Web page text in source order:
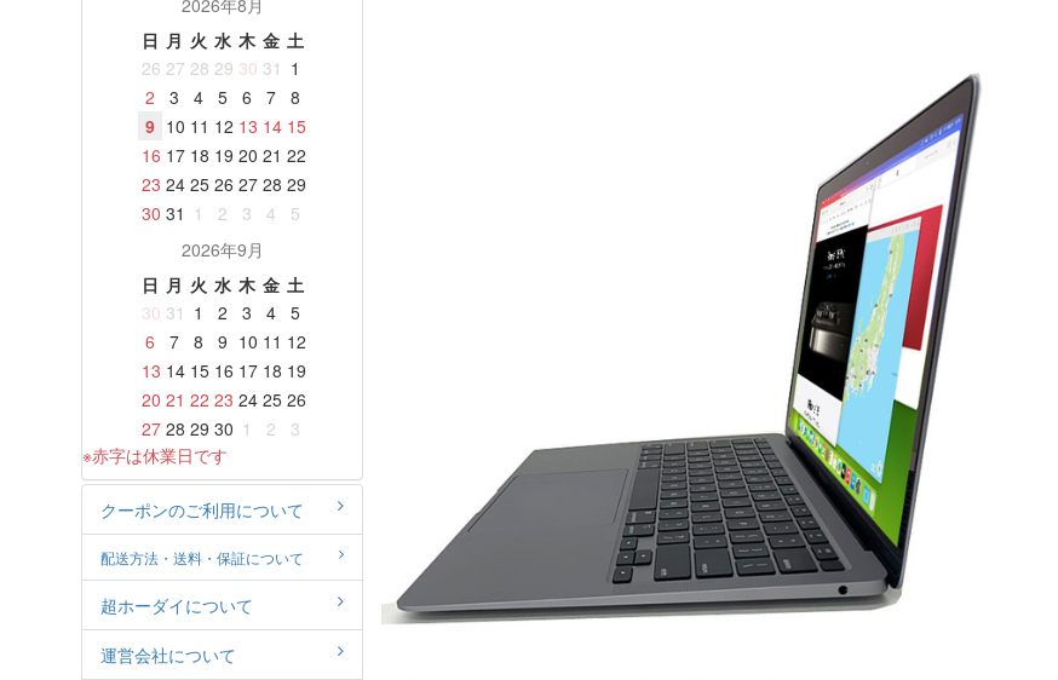
2026年8月
日 月 火 水 木 金 土
26 27 28 29 30 31 1
2
3 4 5 6 7
8
9 10 11 12 13 14 15
16 17 18 19 20 21 22
23 24 25 26 27 28 29
30 31 1 2 3 4
5
2026年9月
日 月 火 水 木 金 土
30 31 1 2 3 4
5
6
7 8 9 10 11 12
13 14 15 16 17 18 19
20 21 22 23 24 25 26
27 28 29 30 1 2
3
※赤字は休業日です
クーポンのご利用について
配送方法・送料・保証について
超ホーダイについて
運営会社について